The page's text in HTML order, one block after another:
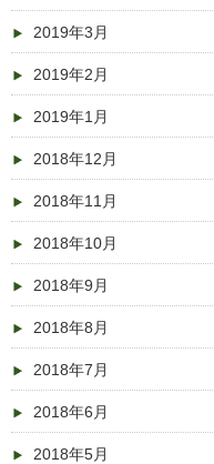
2019年3月
2019年2月
2019年1月
2018年12月
2018年11月
2018年10月
2018年9月
2018年8月
2018年7月
2018年6月
2018年5月